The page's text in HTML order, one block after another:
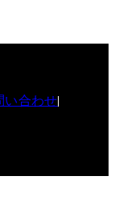
い合わせ